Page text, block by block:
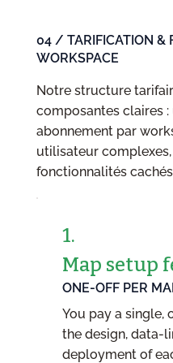
04 / TARIFICATION &
WORKSPACE
Notre structure
composantes claires
abonnement par
utilisateur
fonctionnalités
1.
Map setup
ONE-OFF PER
You pay a single,
the design, data-
deployment of